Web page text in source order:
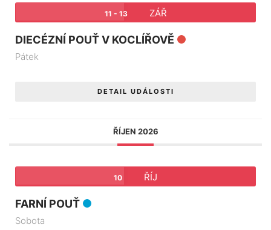
11 - 13 ZÁŘ
DIECÉZNÍ POUŤ V KOCLÍŘOVĚ
Pátek
DETAIL UDÁLOSTI
ŘÍJEN 2026
10 ŘÍJ
FARNÍ POUŤ
Sobota